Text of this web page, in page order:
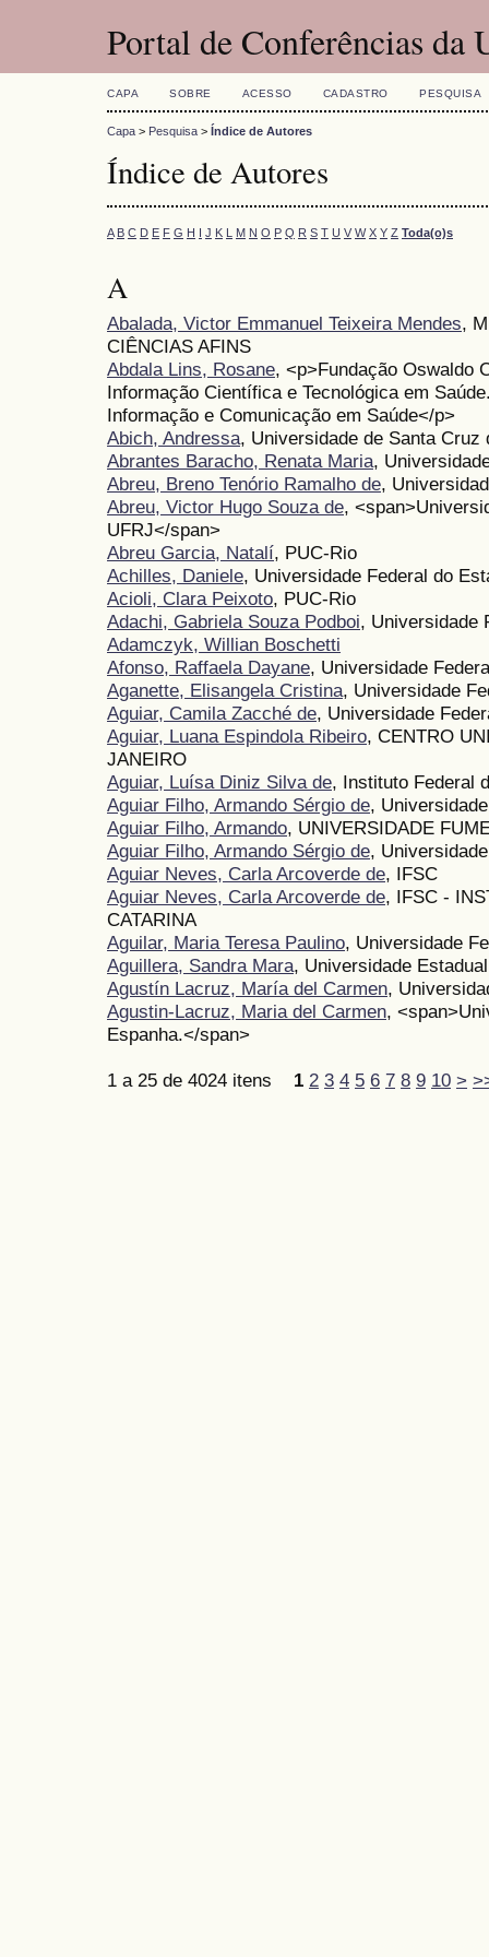
Portal de Conferências da
CAPA SOBRE ACESSO CADASTRO PESQUISA
Capa > Pesquisa > Índice de Autores
Índice de Autores
A B C D E F G H I J K L M N O P Q R S T U V W X Y Z Toda(o)s
A
Abalada, Victor Emmanuel Teixeira Mendes,
CIÊNCIAS AFINS
Abdala Lins, Rosane, <p>Fundação Oswaldo
Informação Científica e Tecnológica em
Informação e Comunicação em Saúde</p>
Abich, Andressa, Universidade de Santa Cruz
Abrantes Baracho, Renata Maria,
Abreu, Breno Tenório Ramalho de,
Abreu, Victor Hugo Souza de,
UFRJ</span>
Abreu Garcia, Natalí, PUC-Rio
Achilles, Daniele, Universidade Federal do
Acioli, Clara Peixoto, PUC-Rio
Adachi, Gabriela Souza Podboi, Universidade
Adamczyk, Willian Boschetti
Afonso, Raffaela Dayane, Universidade
Aganette, Elisangela Cristina, Universidade
Aguiar, Camila Zacché de, Universidade
Aguiar, Luana Espindola Ribeiro, CENTRO
JANEIRO
Aguiar, Luísa Diniz Silva de, Instituto Federal
Aguiar Filho, Armando Sérgio de,
Aguiar Filho, Armando, UNIVERSIDADE
Aguiar Filho, Armando Sérgio de,
Aguiar Neves, Carla Arcoverde de, IFSC
Aguiar Neves, Carla Arcoverde de, IFSC -
CATARINA
Aguilar, Maria Teresa Paulino, Universidade
Aguillera, Sandra Mara, Universidade
Agustín Lacruz, María del Carmen,
Agustin-Lacruz, Maria del Carmen,
Espanha.</span>
1 a 25 de 4024 itens 1 2 3 4 5 6 7 8 9 10 >